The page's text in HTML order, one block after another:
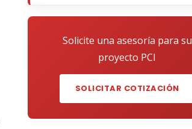
Solicite una asesoría para su
proyecto PCI
SOLICITAR COTIZACIÓN